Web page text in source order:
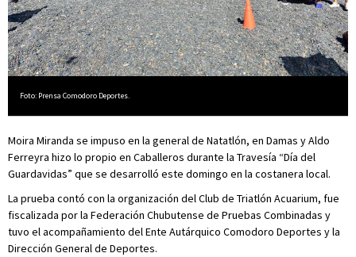
Foto: Prensa Comodoro Deportes.
Moira Miranda se impuso en la general de Natatlón, en Damas y Aldo
Ferreyra hizo lo propio en Caballeros durante la Travesía “Día del
Guardavidas” que se desarrolló este domingo en la costanera local.
La prueba contó con la organización del Club de Triatlón Acuarium, fue
fiscalizada por la Federación Chubutense de Pruebas Combinadas y
tuvo el acompañamiento del Ente Autárquico Comodoro Deportes y la
Dirección General de Deportes.